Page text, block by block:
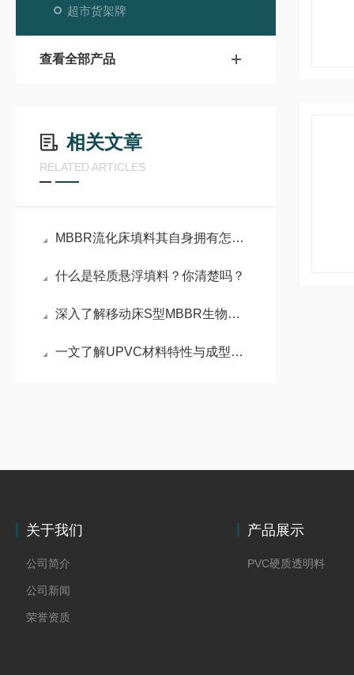
超市货架牌
查看全部产品
相关文章
RELATED ARTICLES
MBBR流化床填料其自身拥有怎样的优势呢？
什么是轻质悬浮填料？你清楚吗？
深入了解移动床S型MBBR生物填料的应用优势
一文了解UPVC材料特性与成型要点
关于我们
公司简介
公司新闻
荣誉资质
产品展示
PVC硬质透明料